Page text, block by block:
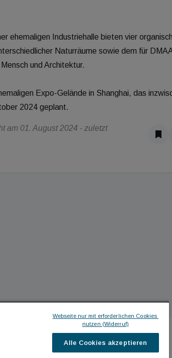
ehemaligen Industriehalle bieten vier organisch
Naturräume sowie dem für
und Architektur.
Expo-Gelände in Shanghai, das
2024 geplant.
am 01. August 2024 - zuletzt
ICH MÖCHTE ...
Webseite nur mit erforderlichen Cookies
nutzen (Widerruf)
Alle Cookies akzeptieren